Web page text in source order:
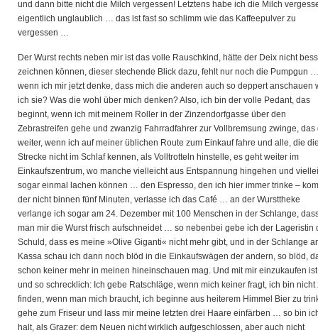
und dann bitte nicht die Milch vergessen! Letztens habe ich die Milch
eigentlich unglaublich … das ist fast so schlimm wie das Kaffeepulver zu
vergessen …
Der Wurst rechts neben mir ist das volle Rauschkind, hätte der Deix nicht
zeichnen können, dieser stechende Blick dazu, fehlt nur noch die Pumpgun
wenn ich mir jetzt denke, dass mich die anderen auch so deppert anschauen
ich sie? Was die wohl über mich denken? Also, ich bin der volle Pedant, das
beginnt, wenn ich mit meinem Roller in der Zinzendorfgasse über den
Zebrastreifen gehe und zwanzig Fahrradfahrer zur Vollbremsung zwinge, das
weiter, wenn ich auf meiner üblichen Route zum Einkauf fahre und alle, die
Strecke nicht im Schlaf kennen, als Volltrotteln hinstelle, es geht weiter im
Einkaufszentrum, wo manche vielleicht aus Entspannung hingehen und
sogar einmal lachen können … den Espresso, den ich hier immer trinke –
der nicht binnen fünf Minuten, verlasse ich das Café … an der Wursttheke
verlange ich sogar am 24. Dezember mit 100 Menschen in der Schlange,
man mir die Wurst frisch aufschneidet … so nebenbei gebe ich der Lageristin
Schuld, dass es meine »Olive Giganti« nicht mehr gibt, und in der Schlange
Kassa schau ich dann noch blöd in die Einkaufswägen der andern, so blöd,
schon keiner mehr in meinen hineinschauen mag. Und mit mir einzukaufen
und so schrecklich: Ich gebe Ratschläge, wenn mich keiner fragt, ich bin nicht
finden, wenn man mich braucht, ich beginne aus heiterem Himmel Bier zu
gehe zum Friseur und lass mir meine letzten drei Haare einfärben … so bin
halt, als Grazer: dem Neuen nicht wirklich aufgeschlossen, aber auch nicht